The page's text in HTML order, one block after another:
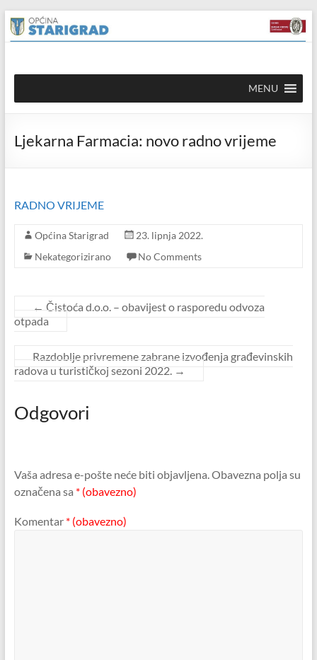
content
Skip
to
content
Općina
Starigrad
mrežna
MENU
Ljekarna Farmacia: novo radno vrijeme
RADNO VRIJEME
Općina Starigrad
23. lipnja 2022.
Nekategorizirano
No Comments
← Čistoća d.o.o. – obavijest o rasporedu odvoza
otpada
Razdoblje privremene zabrane izvođenja građevinskih
radova u turističkoj sezoni 2022. →
Odgovori
Vaša adresa e-pošte neće biti objavljena.Obavezna polja su
označena sa * (obavezno)
Komentar * (obavezno)